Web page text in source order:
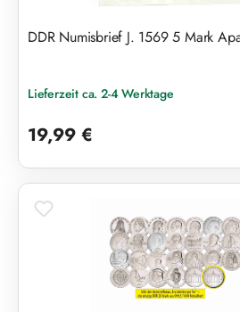
DDR Numisbrief J. 1569 5 Mark
Lieferzeit ca. 2-4 Werktage
19,99 €